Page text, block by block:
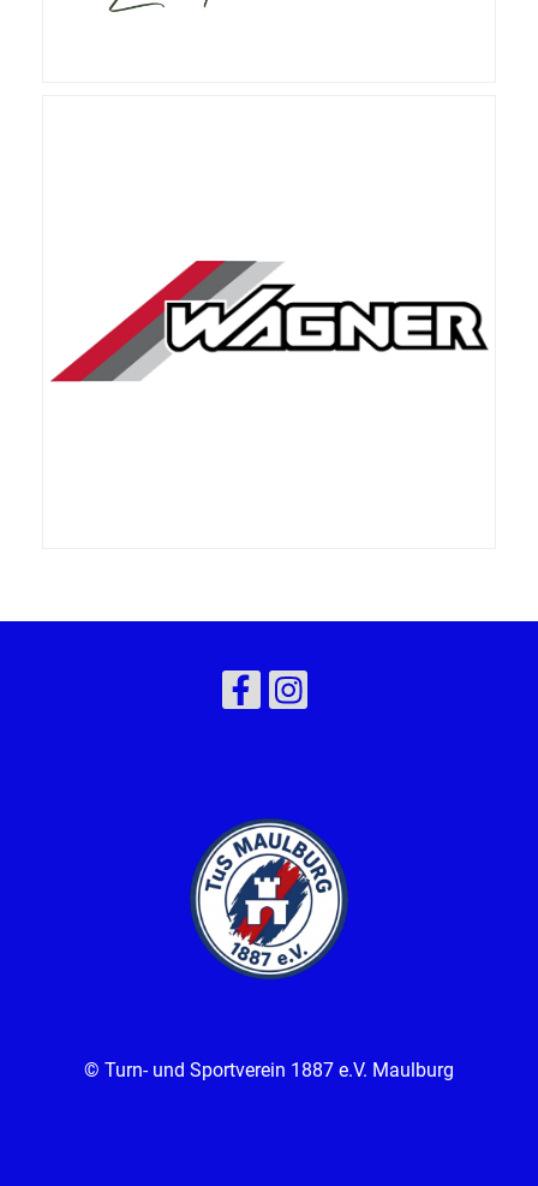
© Turn- und Sportverein 1887 e.V. Maulburg